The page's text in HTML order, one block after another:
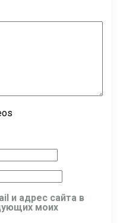
и адрес сайта в
моих